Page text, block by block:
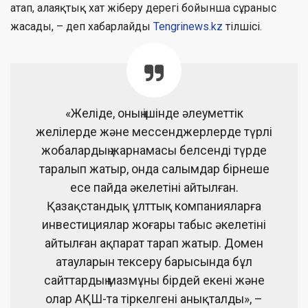
атап, алаяқтық хат жіберу дерегі бойынша сұраныс
жасады, – деп хабарлайды Tengrinews.kz тілшісі.
«Желіде, оның ішінде әлеуметтік
желілерде және мессенджерлерде түрлі
жобалардың жарнамасы белсенді түрде
таралып жатыр, онда салымдар бірнеше
есе пайда әкелетіні айтылған.
Қазақстандық ұлттық компанияларға
инвестициялар жоғары табыс әкелетіні
айтылған ақпарат тарап жатыр. Домен
атауларын тексеру барысында бұл
сайттардың мазмұны бірдей екені және
олар АҚШ-та тіркелгені анықталды», –